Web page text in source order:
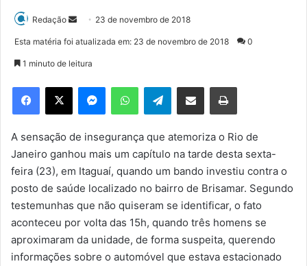
Redação
d
e
m
e
-
m
a
23 de novembro de 2018
Esta matéria foi atualizada em: 23 de novembro de 2018 0
1 minuto de leitura
Telegram
A sensação de insegurança que atemoriza o Rio de
Janeiro ganhou mais um capítulo na tarde desta sexta-
feira (23), em Itaguaí, quando um bando investiu contra o
posto de saúde localizado no bairro de Brisamar. Segundo
testemunhas que não quiseram se identificar, o fato
aconteceu por volta das 15h, quando três homens se
aproximaram da unidade, de forma suspeita, querendo
informações sobre o automóvel que estava estacionado